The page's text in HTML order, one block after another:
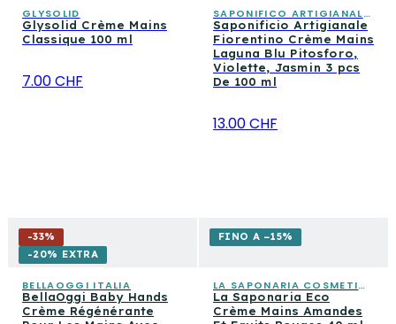
GLYSOLID
Glysolid Crème Mains
Classique 100 ml
7.00 CHF
SAPONIFICO ARTIGIANALE FIORENTINO
Saponificio Artigianale
Fiorentino Crème Mains
Laguna Blu Pitosforo,
Violette, Jasmin 3 pcs
De 100 ml
13.00 CHF
-33%
-20% EXTRA
BELLAOGGI ITALIA
BellaOggi Baby Hands
Crème Régénérante
FINO A −15%
LA SAPONARIA COSMETICA CONSAPEVOLE
La Saponaria Eco
Crème Mains Amandes